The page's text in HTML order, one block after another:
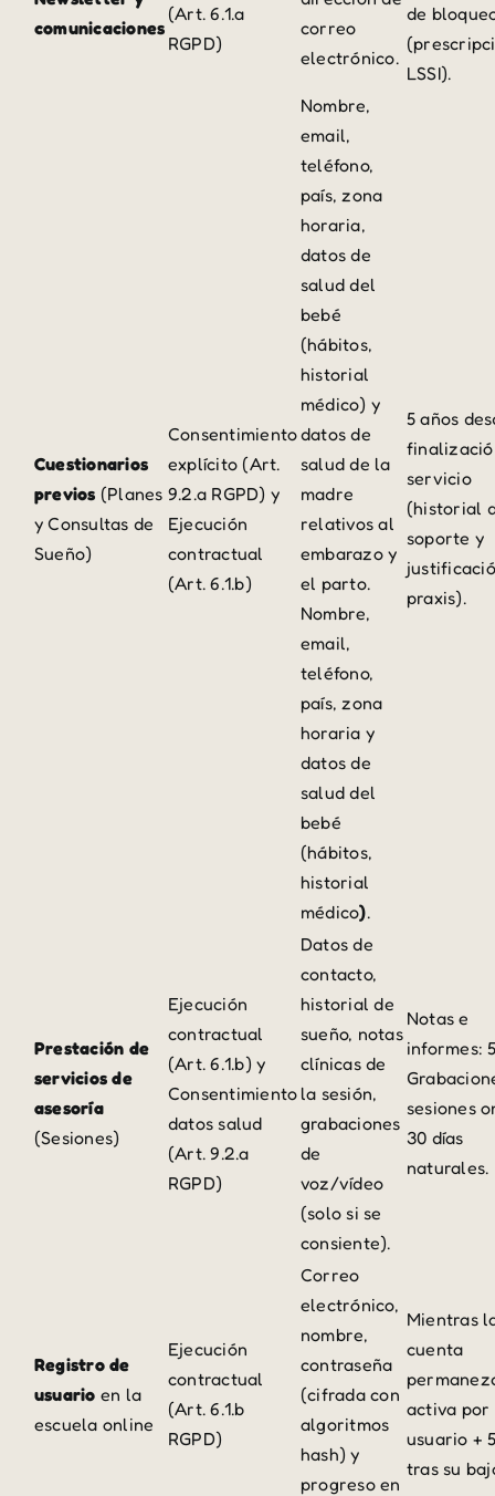
comunicaciones
(Art. 6.1.a
RGPD)
correo
electrónico.
de
LSSI).
Cuestionarios
previos (Planes
y Consultas de
Sueño)
Consentimiento
explícito (Art.
9.2.a RGPD) y
Ejecución
contractual
(Art. 6.1.b)
Nombre,
email,
teléfono,
país, zona
horaria,
datos de
salud del
bebé
(hábitos,
historial
médico) y
datos de
salud de la
madre
relativos al
embarazo y
el parto.
Nombre,
email,
teléfono,
país, zona
horaria y
datos de
salud del
bebé
(hábitos,
historial
médico).
5 años
servicio
(historial
soporte y
praxis).
Prestación de
servicios de
asesoría
(Sesiones)
Ejecución
contractual
(Art. 6.1.b) y
Consentimiento
datos salud
(Art. 9.2.a
RGPD)
Datos de
contacto,
historial de
sueño, notas
clínicas de
la sesión,
grabaciones
de
voz/vídeo
(solo si se
consiente).
Notas e
informes:
sesiones
30 días
naturales.
Registro de
usuario en la
escuela online
Ejecución
contractual
(Art. 6.1.b
RGPD)
Correo
electrónico,
nombre,
contraseña
(cifrada con
algoritmos
hash) y
progreso en
Mientras
cuenta
activa por
usuario +
tras su